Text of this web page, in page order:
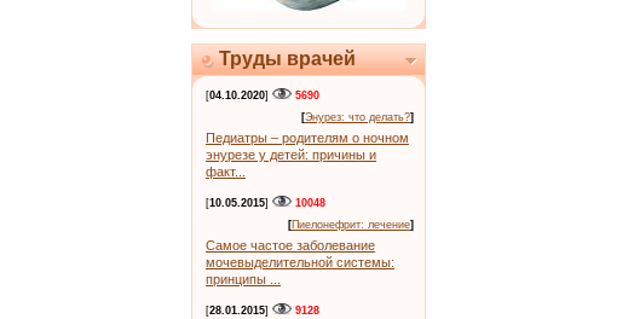
Труды врачей
[04.10.2020]
5690
[Энурез: что делать?]
Педиатры – родителям о ночном
энурезе у детей: причины и
факт...
[10.05.2015]
10048
[Пиелонефрит: лечение]
Самое частое заболевание
мочевыделительной системы:
принципы ...
[28.01.2015]
9128